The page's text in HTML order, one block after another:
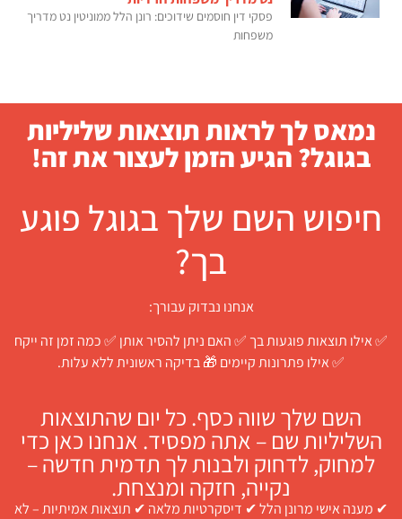
פסקי דין חוסמים שידוכים: רונן הלל ממוניטין נט מדריך
משפחות
נמאס לך לראות תוצאות שליליות
בגוגל? הגיע הזמן לעצור את זה!
חיפוש השם שלך בגוגל פוגע
בך?
אנחנו נבדוק עבורך:
✅ אילו תוצאות פוגעות בך ✅ האם ניתן להסיר אותן ✅ כמה זמן זה ייקח
✅ אילו פתרונות קיימים 🎁 בדיקה ראשונית ללא עלות.
השם שלך שווה כסף. כל יום שהתוצאות
השליליות שם – אתה מפסיד. אנחנו כאן כדי
למחוק, לדחוק ולבנות לך תדמית חדשה –
נקייה, חזקה ומנצחת.
✔ מענה אישי מרונן הלל ✔ דיסקרטיות מלאה ✔ תוצאות אמיתיות – לא